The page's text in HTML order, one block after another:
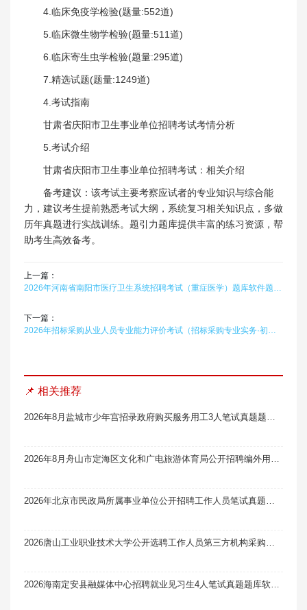
4.临床免疫学检验(题量:552道)
5.临床微生物学检验(题量:511道)
6.临床寄生虫学检验(题量:295道)
7.精选试题(题量:1249道)
4.考试指南
甘肃省庆阳市卫生事业单位招聘考试考情分析
5.考试介绍
甘肃省庆阳市卫生事业单位招聘考试：相关介绍
备考建议：该考试主要考察应试者的专业知识与综合能
力，建议考生提前熟悉考试大纲，系统复习相关知识点，多做
历年真题进行实战训练。题引力题库提供丰富的练习资源，帮
助考生高效备考。
上一篇：
下一篇：
📌 相关推荐